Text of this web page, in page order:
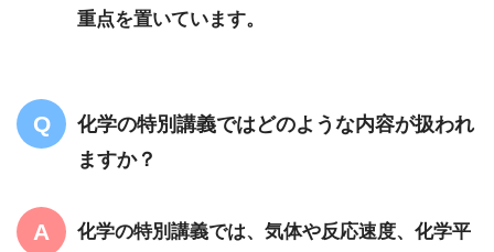
重点を置いています。
化学の特別講義ではどのような内容が扱われ
ますか？
化学の特別講義では、気体や反応速度、化学平